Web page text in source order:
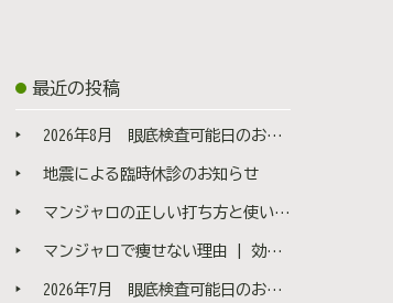
最近の投稿
2026年8月 眼底検査可能日のお知らせ
地震による臨時休診のお知らせ
マンジャロの正しい打ち方と使い方 | 打ち忘れた場合の対処法も医師が解説
マンジャロで痩せない理由 | 効果が出ない原因と対策を医師が解説
2026年7月 眼底検査可能日のお知らせ